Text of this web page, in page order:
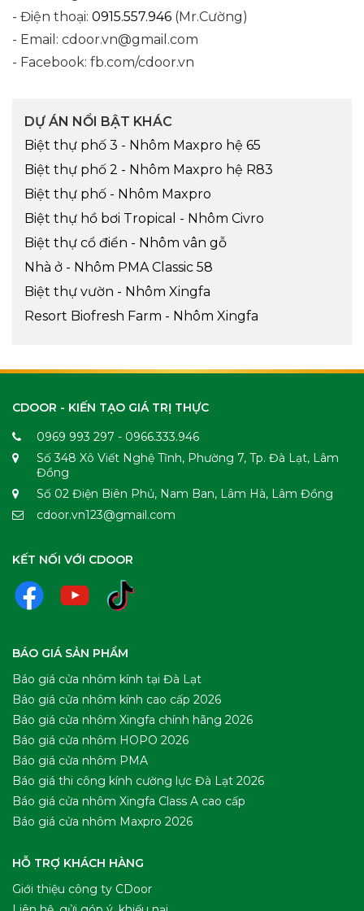
- Điện thoại: 0915.557.946 (Mr.Cường)
- Email: cdoor.vn@gmail.com
- Facebook: fb.com/cdoor.vn
DỰ ÁN NỔI BẬT KHÁC
Biệt thự phố 3 - Nhôm Maxpro hệ 65
Biệt thự phố 2 - Nhôm Maxpro hệ R83
Biệt thự phố - Nhôm Maxpro
Biệt thự hồ bơi Tropical - Nhôm Civro
Biệt thự cổ điển - Nhôm vân gỗ
Nhà ở - Nhôm PMA Classic 58
Biệt thự vườn - Nhôm Xingfa
Resort Biofresh Farm - Nhôm Xingfa
CDOOR - KIẾN TẠO GIÁ TRỊ THỰC
0969 993 297 - 0966.333.946
Số 348 Xô Viết Nghệ Tĩnh, Phường 7, Tp. Đà Lạt, Lâm
Đồng
Số 02 Điện Biên Phủ, Nam Ban, Lâm Hà, Lâm Đồng
cdoor.vn123@gmail.com
KẾT NỐI VỚI CDOOR
BÁO GIÁ SẢN PHẨM
Báo giá cửa nhôm kính tại Đà Lạt
Báo giá cửa nhôm kính cao cấp 2026
Báo giá cửa nhôm Xingfa chính hãng 2026
Báo giá cửa nhôm HOPO 2026
Báo giá cửa nhôm PMA
Báo giá thi công kính cường lực Đà Lạt 2026
Báo giá cửa nhôm Xingfa Class A cao cấp
Báo giá cửa nhôm Maxpro 2026
HỖ TRỢ KHÁCH HÀNG
Giới thiệu công ty CDoor